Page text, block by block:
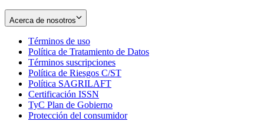
Acerca de nosotros
Términos de uso
in
new
window
Política de Tratamiento de Datos
Términos suscripciones
in
Política de Riesgos C/ST
Política SAGRILAFT
new
window
Certificación ISSN
in
new
TyC Plan de Gobierno
in
Protección del consumidorOpens